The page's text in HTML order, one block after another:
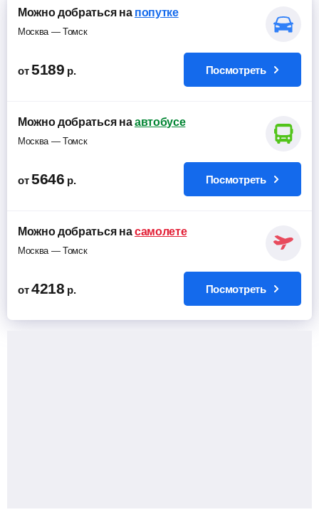
Можно добраться на попутке
Москва — Томск
от5189 р. Посмотреть
Можно добраться наавтобусе
Москва — Томск
от5646 р. Посмотреть
Можно добраться насамолете
Москва — Томск
от4218 р. Посмотреть